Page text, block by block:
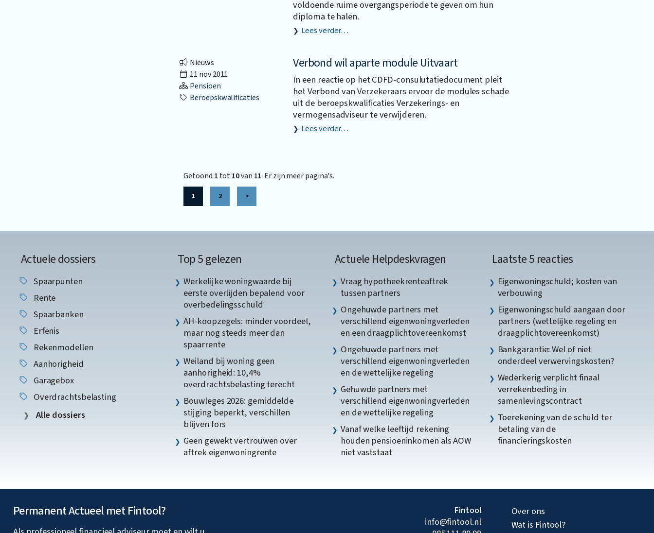
voldoende ruime overgangsperiode te geven om hun
diploma te halen.
Lees verder…
Nieuws
11 nov 2011
Pensioen
Beroepskwalificaties
Verbond wil aparte module Uitvaart
In een reactie op het CDFD-consulutatiedocument pleit
het Verbond van Verzekeraars ervoor de modules schade
uit de beroepskwalificaties Verzekerings- en
vermogensadviseur te verwijderen.
Lees verder…
Getoond 1 tot10van 11. Er zijn meer pagina's.
1 2 >
Actuele dossiers
Spaarpunten
Rente
Spaarbanken
Erfenis
Rekenmodellen
Aanhorigheid
Garagebox
Overdrachtsbelasting
Alle dossiers
Top 5 gelezen
Werkelijke woningwaarde bij
eerste overlijden bepalend voor
overbedelingsschuld
AH-koopzegels: minder voordeel,
maar nog steeds meer dan
spaarrente
Weiland bij woning geen
aanhorigheid: 10,4%
overdrachtsbelasting terecht
Bouwleges 2026: gemiddelde
stijging beperkt, verschillen
blijven fors
Geen gewekt vertrouwen over
aftrek eigenwoningrente
Actuele Helpdeskvragen
Vraag hypotheekrenteaftrek
tussen partners
Ongehuwde partners met
verschillend eigenwoningverleden
en een draagplichtovereenkomst
Ongehuwde partners met
verschillend eigenwoningverleden
en de wettelijke regeling
Gehuwde partners met
verschillend eigenwoningverleden
en de wettelijke regeling
Vanaf welke leeftijd rekening
houden pensioeninkomen als AOW
niet vaststaat
Laatste 5 reacties
Eigenwoningschuld; kosten van
verbouwing
Eigenwoningschuld aangaan door
partners (wettelijke regeling en
draagplichtovereenkomst)
Bankgarantie: Wel of niet
onderdeel verwervingskosten?
Wederkerig verplicht finaal
verrekenbeding in
samenlevingscontract
Toerekening van de schuld ter
betaling van de
financieringskosten
Permanent Actueel met Fintool?
Fintool
info@fintool.nl
Over ons
Wat is Fintool?